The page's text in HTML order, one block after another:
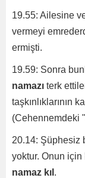
19.55: Ailesine
vermeyi
ermişti.
19.59: Sonra
namazı terk
taşkınlıklarının
(Cehennemdeki
20.14: Şüphesiz
yoktur. Onun
namaz kıl .